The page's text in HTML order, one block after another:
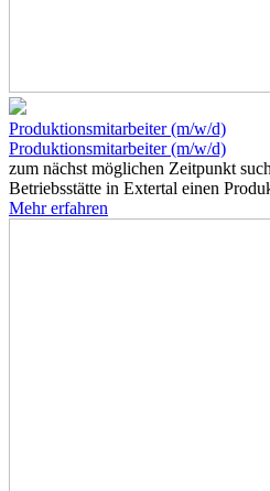
Produktionsmitarbeiter (m/w/d)
Produktionsmitarbeiter (m/w/d)
zum nächst möglichen Zeitpunkt
Betriebsstätte in Extertal einen
Mehr erfahren